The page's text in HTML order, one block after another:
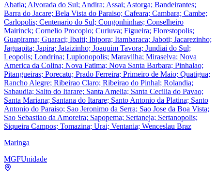
Abatia; Alvorada do Sul; Andira; Assai; Astorga; Bandeirantes;
Barra do Jacare; Bela Vista do Paraiso; Cafeara; Cambara; Cambe;
Carlopolis; Centenario do Sul; Congonhinhas; Conselheiro
Mairinck; Cornelio Procopio; Curiuva; Figueira; Florestopolis;
Guapirama; Guaraci; Ibaiti; Ibipora; Itambaraca; Jaboti; Jacarezinho;
Jaguapita; Japira; Jataizinho; Joaquim Tavora; Jundiai do Sul;
Leopolis; Londrina; Lupionopolis; Maravilha; Miraselva; Nova
America da Colina; Nova Fatima; Nova Santa Barbara; Pinhalao;
Pitangueiras; Porecatu; Prado Ferreira; Primeiro de Maio; Quatigua;
Rancho Alegre; Ribeirao Claro; Ribeirao do Pinhal; Rolandia;
Sabaudia; Salto do Itarare; Santa Amelia; Santa Cecilia do Pavao;
Santa Mariana; Santana do Itarare; Santo Antonio da Platina; Santo
Antonio do Paraiso; Sao Jeronimo da Serra; Sao Jose da Boa Vista;
Sao Sebastiao da Amoreira; Sapopema; Sertaneja; Sertanopolis;
Siqueira Campos; Tomazina; Urai; Ventania; Wenceslau Braz
Maringa
MGFUnidade